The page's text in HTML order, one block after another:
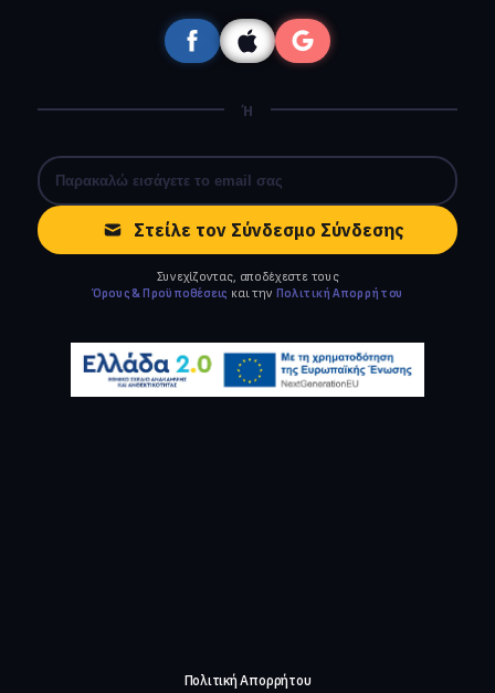
Ή
Στείλε τον Σύνδεσμο Σύνδεσης
Συνεχίζοντας, αποδέχεστε τους
Όρους & Προϋποθέσεις και την Πολιτική Απορρήτου
Πολιτική Απορρήτου